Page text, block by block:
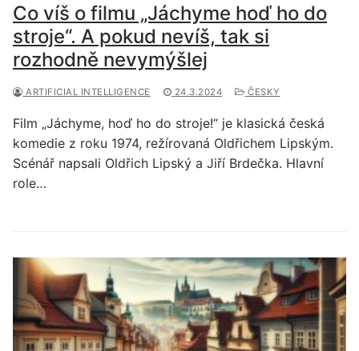
Co víš o filmu „Jáchyme hoď ho do
stroje“. A pokud nevíš, tak si
rozhodně nevymýšlej
ARTIFICIAL INTELLIGENCE 24.3.2024 ČESKY
Film „Jáchyme, hoď ho do stroje!“ je klasická česká
komedie z roku 1974, režírovaná Oldřichem Lipským.
Scénář napsali Oldřich Lipský a Jiří Brdečka. Hlavní
role…